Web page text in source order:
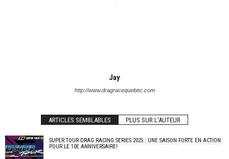
Jay
http://www.dragracequebec.com
ARTICLES SEMBLABLES PLUS SUR L'AUTEUR
SUPER TOUR DRAG RACING SERIES 2025 : UNE SAISON FORTE EN ACTION
POUR LE 10E ANNIVERSAIRE!